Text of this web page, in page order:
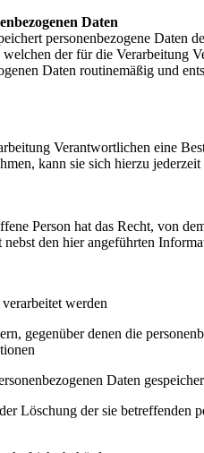
Daten
personenbezogene Daten
der für die
Daten routinemäßig und
Verantwortlichen eine
kann sie sich hierzu
Person hat das Recht, von
den hier angeführten
werden
gegenüber denen die
Daten
Löschung der sie